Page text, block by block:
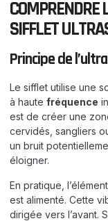
COMPRENDRE
SIFFLET
Principe de l’
Le sifflet utilise une
à haute fréquence
est de créer une
cervidés, sangliers
un bruit
éloigner.
En pratique,
est alimenté. Cette
dirigée vers l’avant.